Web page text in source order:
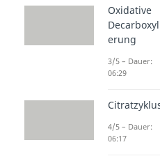
Prozesse im
erfährst du
Oxidative
erung
3/5 – Dauer:
06:29
4/5 – Dauer:
06:17